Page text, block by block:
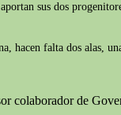
sus dos
hacen falta dos alas,
colaborador de